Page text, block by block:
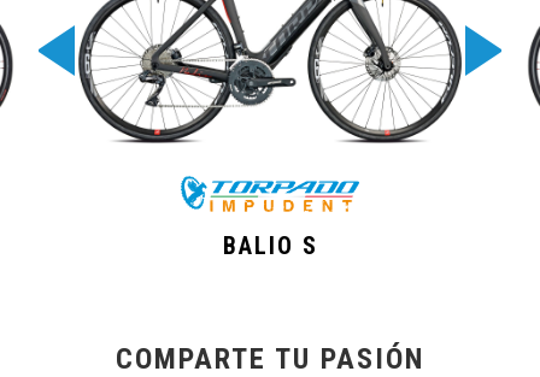
BALIO S
COMPARTE TU PASIÓN